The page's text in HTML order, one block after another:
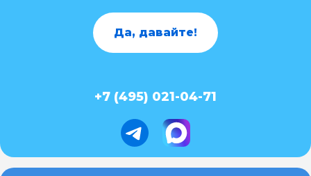
Да, давайте!
+7 (495) 021-04-71